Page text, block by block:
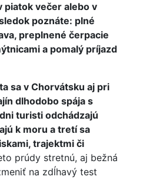
piatok večer alebo v
poznáte: plné
preplnené čerpacie
a pomalý príjazd
sa v Chorvátsku aj pri
dlhodobo spája s
turisti odchádzajú
k moru a tretí sa
trajektmi či
prúdy stretnú, aj bežná
na zdĺhavý test